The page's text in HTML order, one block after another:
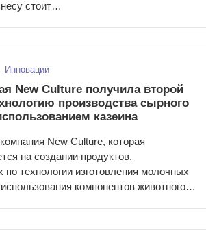
стоит…
Инновации
New Culture получила второй
производства сырного
казеина
New Culture, которая
на создании продуктов,
по технологии изготовления молочных
компонентов животного…